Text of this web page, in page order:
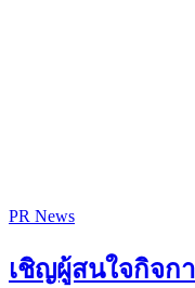
PR News
เชิญผู้สนใจกิจก